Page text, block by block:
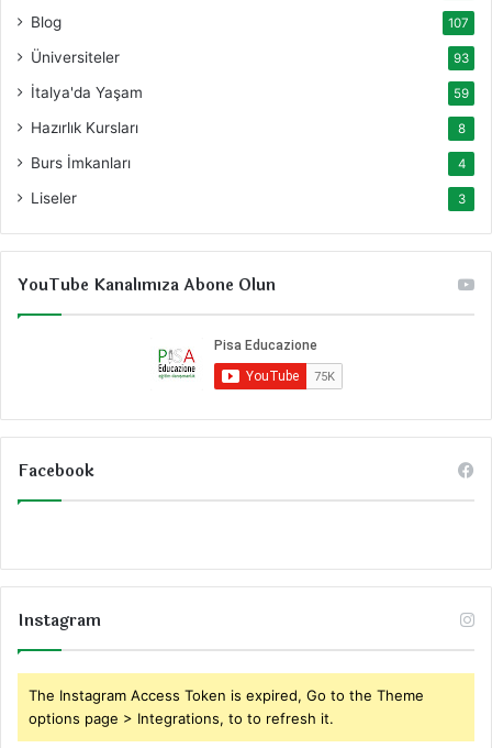
Blog 107
Üniversiteler 93
İtalya'da Yaşam 59
Hazırlık Kursları 8
Burs İmkanları 4
Liseler 3
YouTube Kanalımıza Abone Olun
Facebook
Instagram
The Instagram Access Token is expired, Go to the Theme
options page > Integrations, to to refresh it.